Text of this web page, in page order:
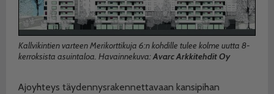
Kallvikintien varteen Merikorttikuja 6:n kohdille tulee kolme uutta 8-
kerroksista asuintaloa. Havainnekuva:Avarc Arkkitehdit Oy
Ajoyhteys täydennysrakennettavaan kansipihan